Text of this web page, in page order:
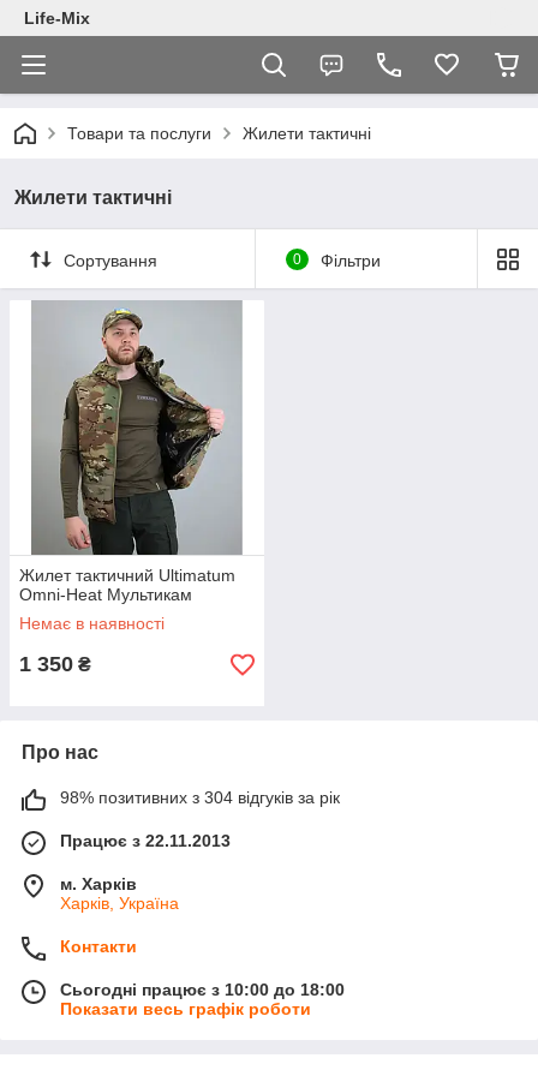
Life-Mix
Товари та послуги Жилети тактичні
Жилети тактичні
Сортування 0 Фільтри
Жилет тактичний Ultimatum
Omni-Heat Мультикам
Немає в наявності
1 350 ₴
Про нас
98% позитивних з 304 відгуків за рік
Працює з 22.11.2013
м. Харків
Харків, Україна
Контакти
Сьогодні працює з 10:00 до 18:00
Показати весь графік роботи